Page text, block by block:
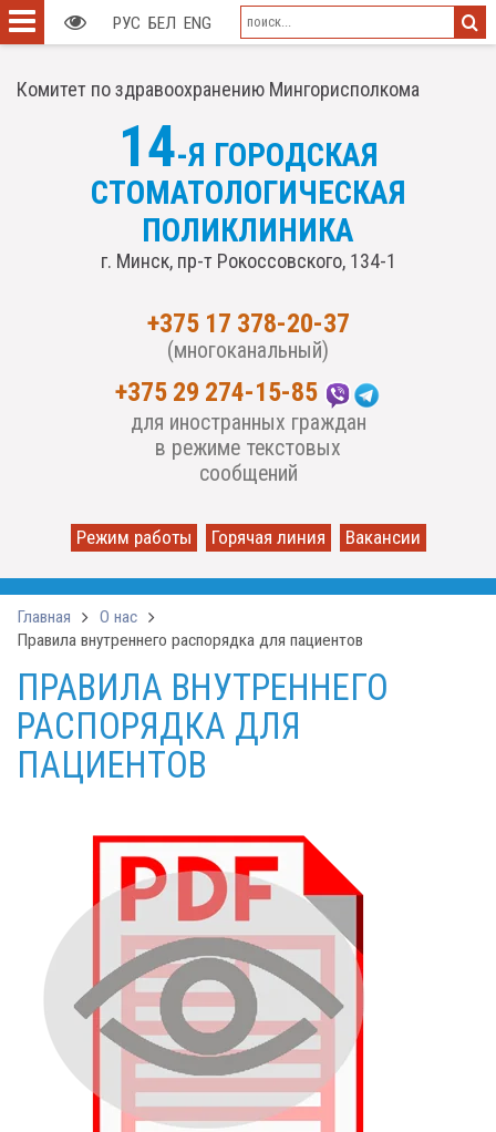
Комитет по здравоохранению Мингорисполкома
14-Я ГОРОДСКАЯ
СТОМАТОЛОГИЧЕСКАЯ
ПОЛИКЛИНИКА
г. Минск, пр-т Рокоссовского, 134-1
+375 17 378-20-37
(многоканальный)
+375 29 274-15-85
для иностранных граждан
в режиме текстовых
сообщений
РУС БЕЛ ENG
Режим работы Горячая линия Вакансии
Главная
О нас
Правила внутреннего распорядка для пациентов
ПРАВИЛА ВНУТРЕННЕГО
РАСПОРЯДКА ДЛЯ
ПАЦИЕНТОВ